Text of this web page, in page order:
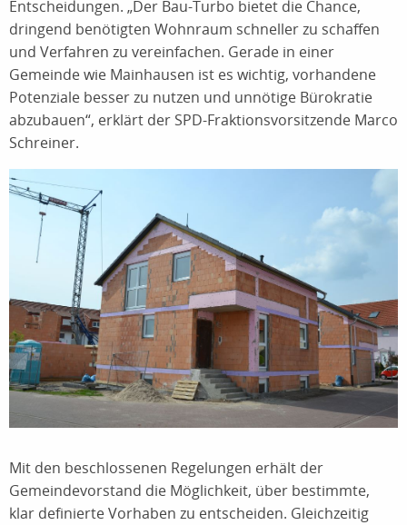
Entscheidungen. „Der Bau-Turbo bietet die Chance,
dringend benötigten Wohnraum schneller zu schaffen
und Verfahren zu vereinfachen. Gerade in einer
Gemeinde wie Mainhausen ist es wichtig, vorhandene
Potenziale besser zu nutzen und unnötige Bürokratie
abzubauen“, erklärt der SPD-Fraktionsvorsitzende Marco
Schreiner.
Mit den beschlossenen Regelungen erhält der
Gemeindevorstand die Möglichkeit, über bestimmte,
klar definierte Vorhaben zu entscheiden. Gleichzeitig